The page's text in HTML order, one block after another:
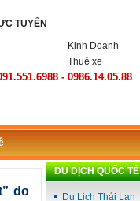
TUYẾN
Kinh Doanh
Thuê xe
- 0986.14.05.88
do
DU DỊCH QUỐC TẾ
Du Lịch Thái Lan